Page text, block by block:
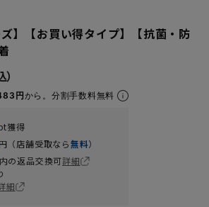
ズ】【お買い得タイプ】【抗菌・防
円から。分割手数料無料
獲得
（店舗受取なら無料）
の返品交換可詳細
細